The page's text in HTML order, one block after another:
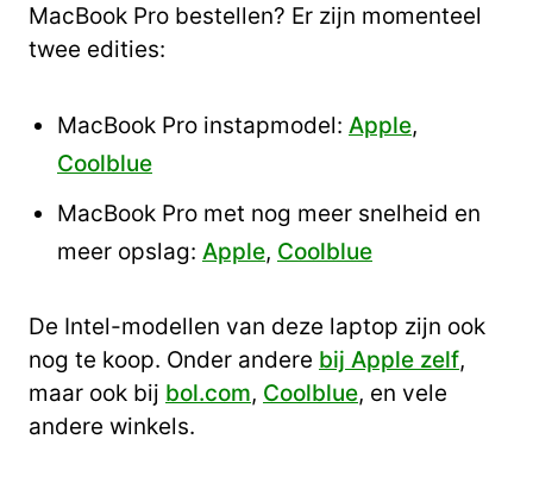
MacBook Pro bestellen? Er zijn momenteel
twee edities:
MacBook Pro instapmodel: Apple,
Coolblue
MacBook Pro met nog meer snelheid en
meer opslag: Apple, Coolblue
De Intel-modellen van deze laptop zijn ook
nog te koop. Onder andere bij Apple zelf,
maar ook bij bol.com, Coolblue, en vele
andere winkels.